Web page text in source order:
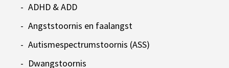
ADHD & ADD
Angststoornis en faalangst
Autismespectrumstoornis (ASS)
Dwangstoornis